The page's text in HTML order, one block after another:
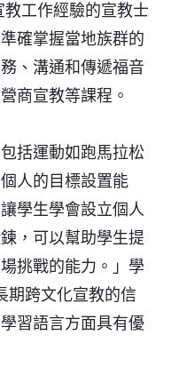
工作經驗的宣教士
確掌握當地族群的
、溝通和傳遞福音
商宣教等課程。
括運動如跑馬拉松
人的目標設置能
學生學會設立個人
，可以幫助學生提
挑戰的能力。」學
期跨文化宣教的信
習語言方面具有優